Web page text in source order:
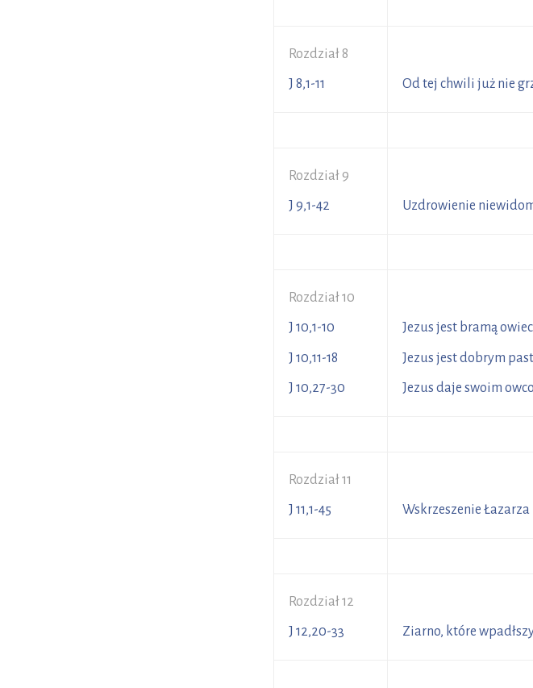
Rozdział 8
J 8,1-11 Od tej chwili już nie
Rozdział 9
J 9,1-42 Uzdrowienie
Rozdział 10
J 10,1-10
J 10,11-18
J 10,27-30
Jezus jest bramą owiec
Jezus jest dobrym
Jezus daje swoim
Rozdział 11
J 11,1-45 Wskrzeszenie Łazarza
Rozdział 12
J 12,20-33 Ziarno, które